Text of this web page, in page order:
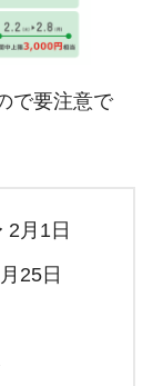
で要注意で
2月1日
25日